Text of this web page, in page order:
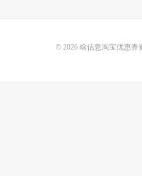
© 2026 啥信息淘宝优惠券